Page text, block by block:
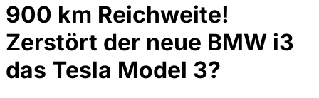
900 km Reichweite!
Zerstört der neue BMW i3
das Tesla Model 3?